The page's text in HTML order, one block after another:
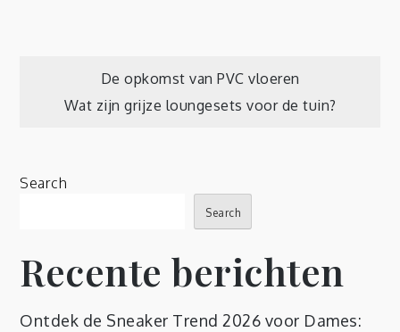
PostDe opkomst van PVC vloeren
Wat zijn grijze loungesets voor de tuin?
Search
Search
Recente berichten
Ontdek de Sneaker Trend 2026 voor Dames: